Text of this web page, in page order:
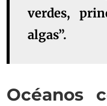
verdes,
algas”.
Océanos